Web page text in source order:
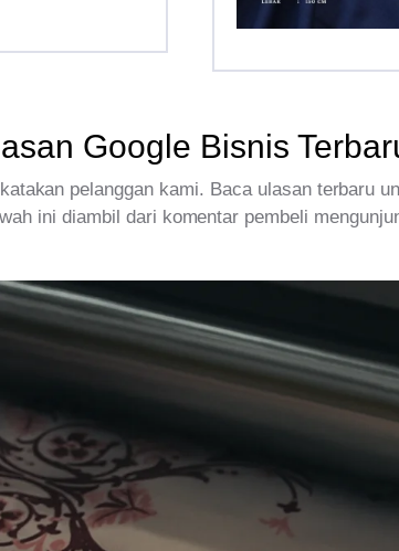
Google Bisnis
pelanggan kami. Baca ulasan terbaru
ini diambil dari komentar pembeli